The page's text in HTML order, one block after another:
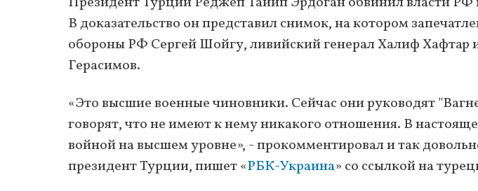
В доказательство он представил снимок, на котором
обороны РФ Сергей Шойгу, ливийский генерал Халиф Хафтар
Герасимов.
«Это высшие военные чиновники. Сейчас они руководят
говорят, что не имеют к нему никакого отношения. В
войной на высшем уровне», - прокомментировал и так
президент Турции, пишет «РБК-Украина» со ссылкой на